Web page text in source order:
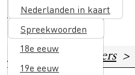
Nederlanden in kaart
16e eeuw
Spreekwoorden
17e eeuw
18e eeuw
19e eeuw
Lesmateriaal
Home Schrijvers